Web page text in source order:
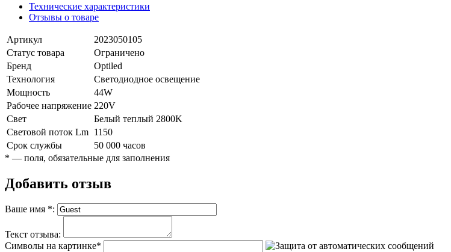
Технические характеристики
Отзывы о товаре
Артикул
2023050105
Статус товара
Ограничено
Бренд
Optiled
Технология
Светодиодное освещение
Мощность
44W
Рабочее напряжение 220V
Свет
Белый теплый 2800K
Световой поток Lm 1150
Срок службы
50 000 часов
* — поля, обязательные для заполнения
Добавить отзыв
Ваше имя *:
Текст отзыва:
Символы на картинке*